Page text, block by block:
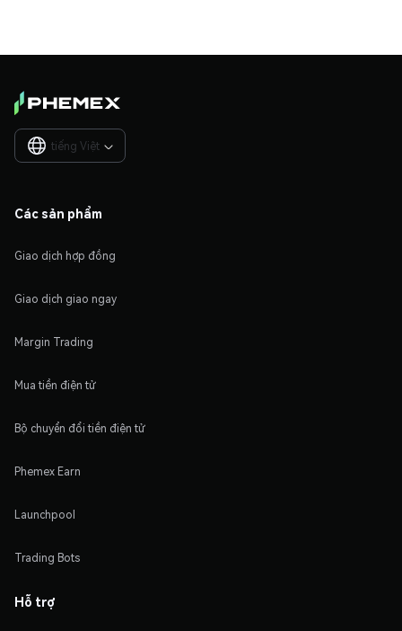
tiếng Việt 
Các sản phẩm
Giao dịch hợp đồng
Giao dịch giao ngay
Margin Trading
Mua tiền điện tử
Bộ chuyển đổi tiền điện tử
Phemex Earn
Launchpool
Trading Bots
Hỗ trợ